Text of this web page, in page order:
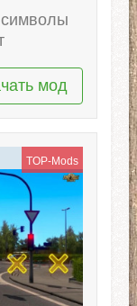
мод
TOP-Mods